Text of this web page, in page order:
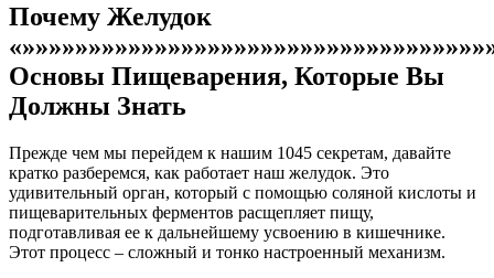
Почему Желудок
Основы Пищеварения, Которые Вы
Должны Знать
Прежде чем мы перейдем к нашим 1045 секретам, давайте
кратко разберемся, как работает наш желудок. Это
удивительный орган, который с помощью соляной кислоты и
пищеварительных ферментов расщепляет пищу,
подготавливая ее к дальнейшему усвоению в кишечнике.
Этот процесс – сложный и тонко настроенный механизм.